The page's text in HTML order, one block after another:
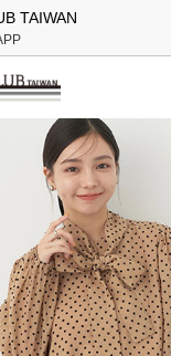
TAIWAN